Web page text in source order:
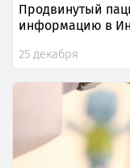
Продвинутый
информацию в
25 декабря